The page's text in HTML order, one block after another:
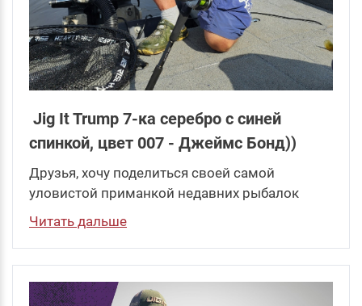
Jig It Trump 7-ка серебро с синей
спинкой, цвет 007 - Джеймс Бонд))
Друзья, хочу поделиться своей самой
уловистой приманкой недавних рыбалок
Читать дальше